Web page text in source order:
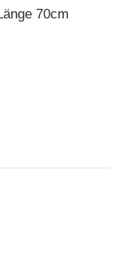
70cm